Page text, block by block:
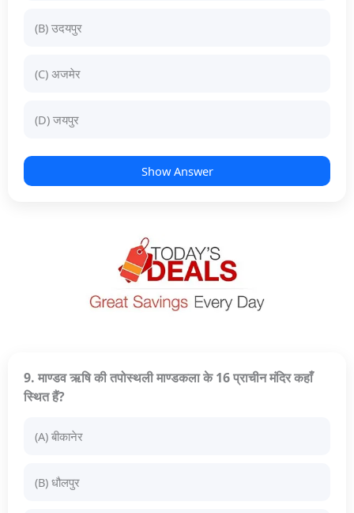
(B) उदयपुर
(C) अजमेर
(D) जयपुर
Show Answer
9. माण्डव ऋषि की तपोस्थली माण्डकला के 16 प्राचीन मंदिर कहाँ
स्थित हैं?
(A) बीकानेर
(B) धौलपुर